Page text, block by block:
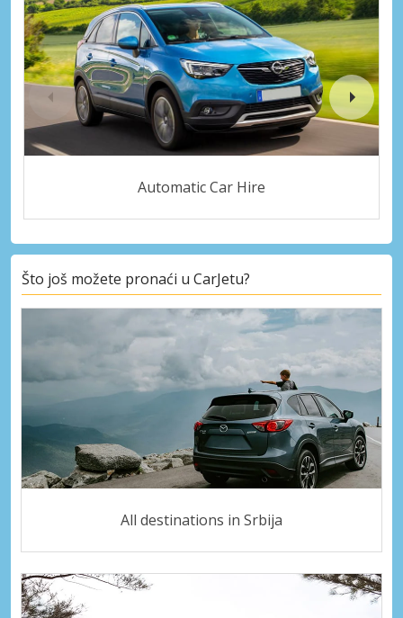
Automatic Car Hire
Što još možete pronaći u CarJetu?
All destinations in Srbija